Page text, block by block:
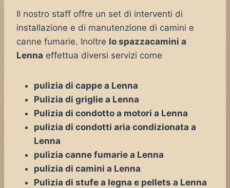
Il nostro staff offre un set di interventi di
installazione e di manutenzione di camini e
canne fumarie. Inoltre lo spazzacamini a
Lenna effettua diversi servizi come
pulizia di cappe a Lenna
Pulizia di griglie a Lenna
Pulizia di condotto a motori a Lenna
pulizia di condotti aria condizionata a
Lenna
pulizia canne fumarie a Lenna
pulizia di camini a Lenna
Pulizia di stufe a legna e pellets a Lenna